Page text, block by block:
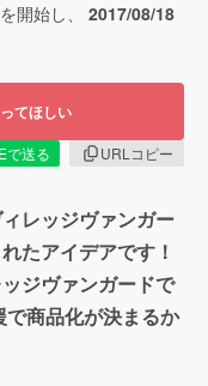
開始し、 2017/08/18
てほしい
で送る
URLコピー
レッジヴァンガー
たアイデアです！
ジヴァンガードで
商品化が決まるか